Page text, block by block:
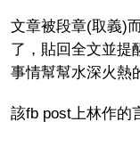
文章被段章(取義)
了，貼回全文並提
事情幫幫水深火熱
該fb post上林作的